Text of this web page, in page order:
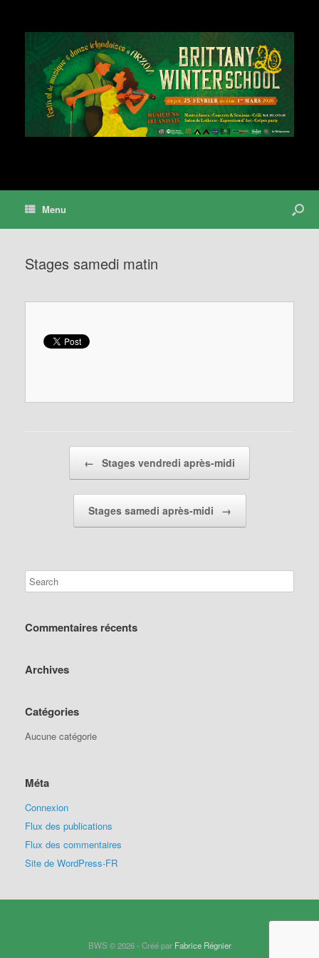
Menu
Stages samedi matin
← Stages vendredi après-midi
Stages samedi après-midi →
Commentaires récents
Archives
Catégories
Aucune catégorie
Méta
Connexion
Flux des publications
Flux des commentaires
Site de WordPress-FR
BWS © 2026 - Créé par Fabrice Régnier